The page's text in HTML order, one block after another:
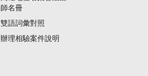
師名冊
雙語詞彙對照
辦理相驗案件說明